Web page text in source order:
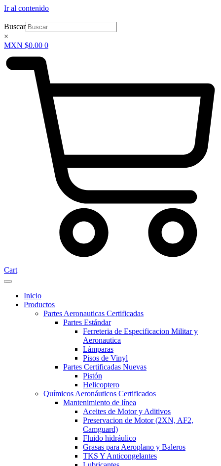
Ir al contenido
Buscar
×
MXN $0.00 0
Cart
Inicio
Productos
Partes Aeronauticas Certificadas
Partes Estándar
Ferreteria de Especificacion Militar y
Aeronautica
Lámparas
Pisos de Vinyl
Partes Certificadas Nuevas
Pistón
Helicoptero
Químicos Aeronáuticos Certificados
Mantenimiento de línea
Aceites de Motor y Aditivos
Preservacion de Motor (2XN, AF2,
Camguard)
Fluido hidráulico
Grasas para Aeroplano y Baleros
TKS Y Anticongelantes